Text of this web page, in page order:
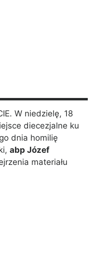
W niedzielę, 18
diecezjalne ku
dnia homilię
abp Józef
materiału